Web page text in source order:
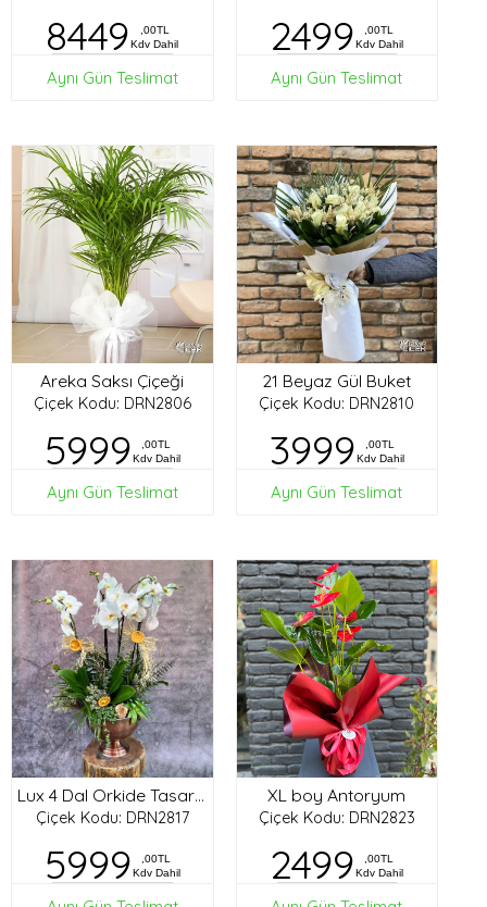
8449
,00TL
Kdv Dahil
Aynı Gün Teslimat
2499
,00TL
Kdv Dahil
Aynı Gün Teslimat
Areka Saksı Çiçeği
Çiçek Kodu: DRN2806
5999
,00TL
Kdv Dahil
Aynı Gün Teslimat
21 Beyaz Gül Buket
Çiçek Kodu: DRN2810
3999
,00TL
Kdv Dahil
Aynı Gün Teslimat
Lux 4 Dal Orkide Tasarım
Çiçek Kodu: DRN2817
5999
,00TL
Kdv Dahil
XL boy Antoryum
Çiçek Kodu: DRN2823
2499
,00TL
Kdv Dahil